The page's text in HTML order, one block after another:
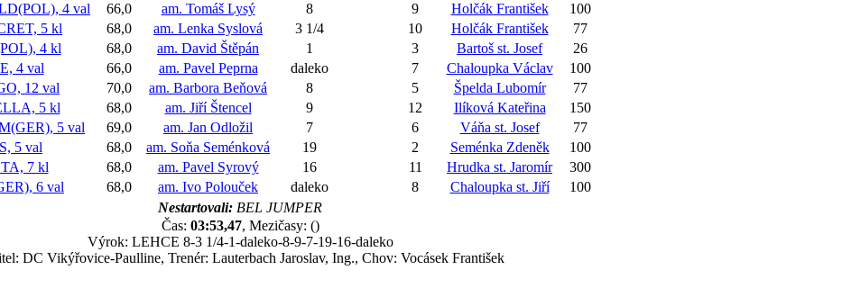
4 val 66,0 am. Tomáš Lysý 8 9 Holčák František
100
5 kl 68,0 am. Lenka Syslová 3 1/4 10 Holčák František
77
4 kl 68,0 am. David Štěpán 1 3 Bartoš st. Josef
26
4 val 66,0 am. Pavel Peprna daleko 7 Chaloupka Václav
100
12 val 70,0 am. Barbora Beňová 8 5 Špelda Lubomír
77
5 kl 68,0 am. Jiří Štencel 9 12 Ilíková Kateřina
150
5 val 69,0 am. Jan Odložil 7 6 Váňa st. Josef
77
5 val 68,0 am. Soňa Seménková 19 2 Seménka Zdeněk
100
7 kl 68,0 am. Pavel Syrový 16 11 Hrudka st. Jaromír
300
6 val 68,0 am. Ivo Polouček daleko 8 Chaloupka st. Jiří
100
Nestartovali: BEL JUMPER
Čas: 03:53,47, Mezičasy: ()
Výrok: LEHCE 8-3 1/4-1-daleko-8-9-7-19-16-daleko
DC Vikýřovice-Paulline, Trenér: Lauterbach Jaroslav, Ing., Chov: Vocásek František